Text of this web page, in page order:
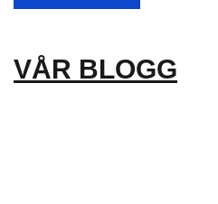
VÅR BLOGG